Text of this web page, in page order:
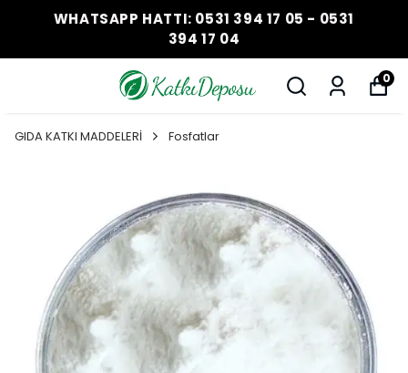
WHATSAPP HATTI: 0531 394 17 05 - 0531
394 17 04
0
GIDA KATKI MADDELERİ Fosfatlar